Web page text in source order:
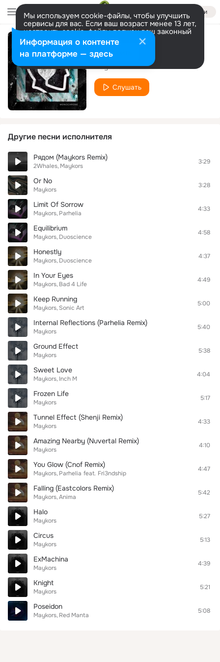
Войти
Мы используем cookie-файлы, чтобы улучшить
сервисы для вас. Если ваш возраст менее 13 лет,
настроить cookie-файлы должен ваш законный
представитель. Больше информации
Разрешить все Настроить
Bog
Maykors
Слушать
Другие песни исполнителя
Рядом (Maykors Remix)
2Whales Maykors
3:29
Or No
Maykors
3:28
Limit Of Sorrow
Maykors Parhelia
4:33
Equilibrium
Maykors Duoscience
4:58
Honestly
Maykors Duoscience
4:37
In Your Eyes
Maykors Bad 4 Life
4:49
Keep Running
Maykors Sonic Art
5:00
Internal Reflections (Parhelia Remix)
Maykors
5:40
Ground Effect
Maykors
5:38
Sweet Love
Maykors Inch M
4:04
Frozen Life
Maykors
5:17
Tunnel Effect (Shenji Remix)
Maykors
4:33
Amazing Nearby (Nuvertal Remix)
Maykors
4:10
You Glow (Cnof Remix)
Maykors Parhelia feat. Fri3ndship
4:47
Falling (Eastcolors Remix)
Maykors Anima
5:42
Halo
Maykors
5:27
Circus
Maykors
5:13
ExMachina
Maykors
4:39
Knight
Maykors
5:21
Poseidon
Maykors Red Manta
5:08
Информация о контенте
на платформе — здесь